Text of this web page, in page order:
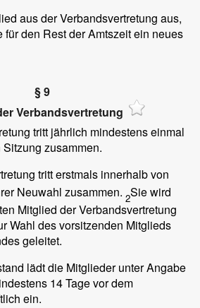
aus der Verbandsvertretung aus,
den Rest der Amtszeit ein neues
§ 9
Verbandsvertretung
tritt jährlich mindestens einmal
zusammen.
tritt erstmals innerhalb von
Neuwahl zusammen. 2Sie wird
Mitglied der Verbandsvertretung
Wahl des vorsitzenden Mitglieds
geleitet.
lädt die Mitglieder unter Angabe
14 Tage vor dem
ein.